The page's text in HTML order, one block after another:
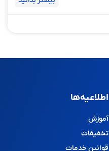
اطلاعیه‌ها
آموزش
تخفیفات
قوانین خدمات